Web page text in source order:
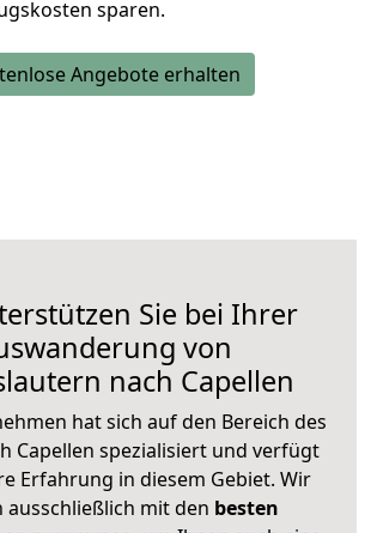
sparen.
Angebote erhalten
Sie bei Ihrer
von
nach Capellen
hat sich auf den Bereich des
Capellen spezialisiert und verfügt
Erfahrung in diesem Gebiet. Wir
ausschließlich mit den besten